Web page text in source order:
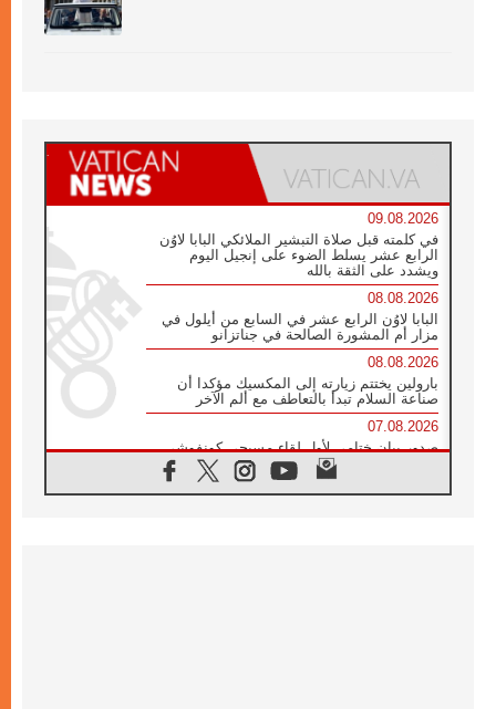
09.08.2026
في كلمته قبل صلاة التبشير الملائكي البابا لاوُن
الرابع عشر يسلط الضوء على إنجيل اليوم
ويشدد على الثقة بالله
08.08.2026
البابا لاوُن الرابع عشر في السابع من أيلول في
مزار أم المشورة الصالحة في جناتزانو
08.08.2026
بارولين يختتم زيارته إلى المكسيك مؤكدا أن
صناعة السلام تبدأ بالتعاطف مع ألم الآخر
07.08.2026
صدور بيان ختامي لأول لقاء مسيحي كونفوشي
بمشاركة الدائرة الفاتيكانية للحوار بين الأديان
07.08.2026